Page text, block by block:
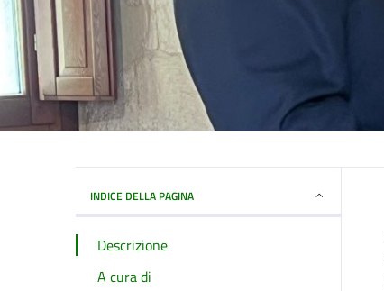
INDICE DELLA PAGINA
Descrizione
A cura di